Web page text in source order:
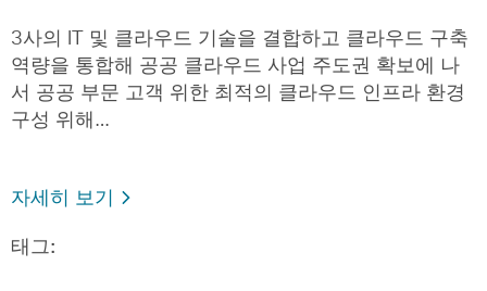
3사의 IT 및 클라우드 기술을 결합하고 클라우드 구축
역량을 통합해 공공 클라우드 사업 주도권 확보에 나
서 공공 부문 고객 위한 최적의 클라우드 인프라 환경
구성 위해…
자세히 보기
태그: